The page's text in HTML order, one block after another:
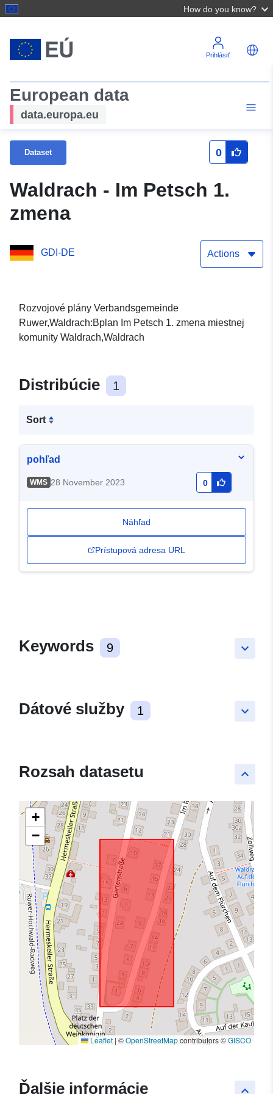
How do you know?
Prihlásiť
European data
data.europa.eu
Dataset 0
Waldrach - Im Petsch 1.
zmena
GDI-DE Actions
Rozvojové plány Verbandsgemeinde
Ruwer,Waldrach:Bplan Im Petsch 1. zmena miestnej
komunity Waldrach,Waldrach
Distribúcie 1
Sort
pohľad
WMS 28 November 2023 0
Náhľad
Prístupová adresa URL
keyboard_arrow_down
Keywords 9
keyboard_arrow_down
Dátové služby 1
keyboard_arrow_up
Rozsah datasetu
+
−
Leaflet | ©OpenStreetMapcontributors ©GISCO
keyboard_arrow_up
Ďalšie informácie